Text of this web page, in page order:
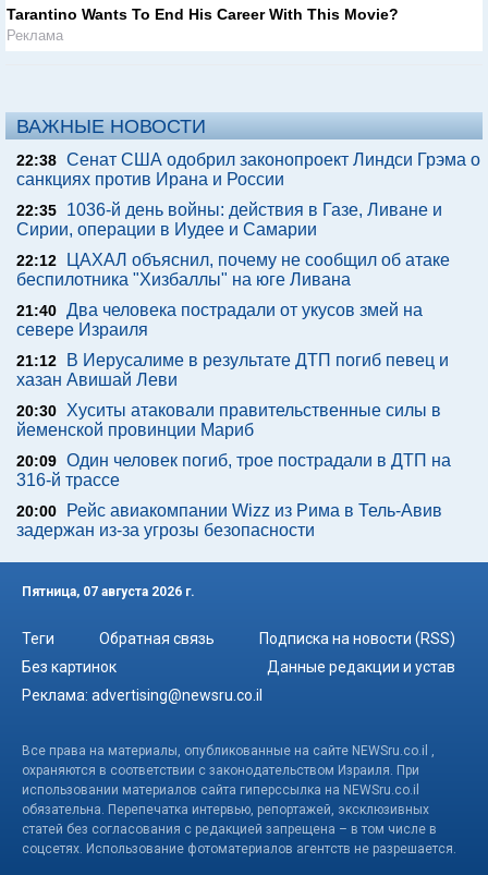
Tarantino Wants To End His Career With This Movie?
Реклама
ВАЖНЫЕ НОВОСТИ
22:38 Сенат США одобрил законопроект Линдси Грэма о
санкциях против Ирана и России
22:35
1036-й день войны: действия в Газе, Ливане и
Сирии, операции в Иудее и Самарии
22:12
ЦАХАЛ объяснил, почему не сообщил об атаке
беспилотника "Хизбаллы" на юге Ливана
21:40 Два человека пострадали от укусов змей на
севере Израиля
21:12
В Иерусалиме в результате ДТП погиб певец и
хазан Авишай Леви
20:30 Хуситы атаковали правительственные силы в
йеменской провинции Мариб
20:09 Один человек погиб, трое пострадали в ДТП на
316-й трассе
20:00
Рейс авиакомпании Wizz из Рима в Тель-Авив
задержан из-за угрозы безопасности
Пятница, 07 августа 2026 г.
Теги Обратная связь
Подписка на новости (RSS)
Без картинок
Данные редакции и устав
Реклама: advertising@newsru.co.il
Все права на материалы, опубликованные на сайте NEWSru.co.il ,
охраняются в соответствии с законодательством Израиля. При
использовании материалов сайта гиперссылка на NEWSru.co.il
обязательна. Перепечатка интервью, репортажей, эксклюзивных
статей без согласования с редакцией запрещена – в том числе в
соцсетях. Использование фотоматериалов агентств не разрешается.